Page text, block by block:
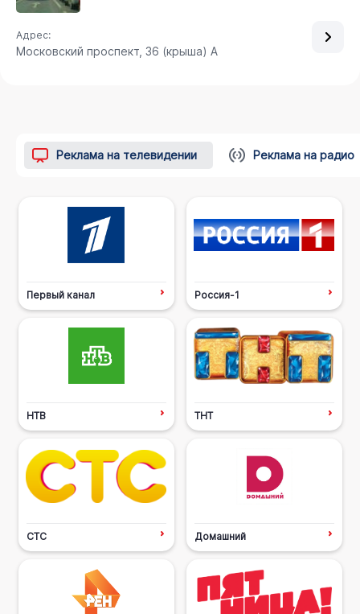
Адрес:
Московский проспект, 36 (крыша) А
Реклама на телевидении Реклама на радио
Первый канал Россия-1
НТВ ТНТ
СТС Домашний